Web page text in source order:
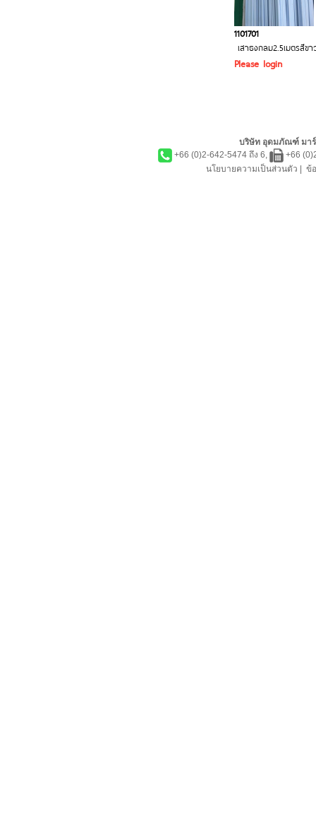
1101701
เสาธงกลม2.5เมตรสีขา
Please login
บริษัท อุดมภัณฑ์ มาร์
+66 (0)2-642-5474 ถึง 6,
+66
นโยบายความเป็นส่วนตัว
ข้